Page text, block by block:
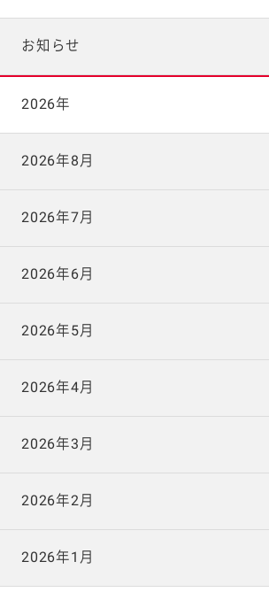
お知らせ
2026年
2026年8月
2026年7月
2026年6月
2026年5月
2026年4月
2026年3月
2026年2月
2026年1月